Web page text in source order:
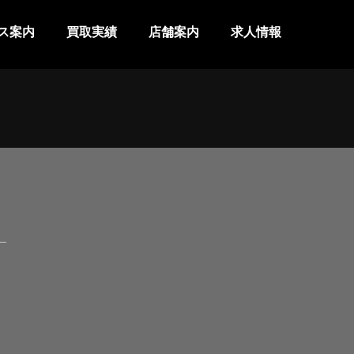
案内 買取実績 店舗案内 求人情報